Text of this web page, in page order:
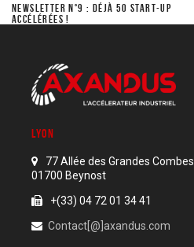
NEWSLETTER N°9 : DÉJÀ 50 START-UP
ACCÉLÉRÉES !
LYON
77 Allée des Grandes Combes
01700 Beynost
+(33) 04 72 01 34 41
Contact[@]axandus.com